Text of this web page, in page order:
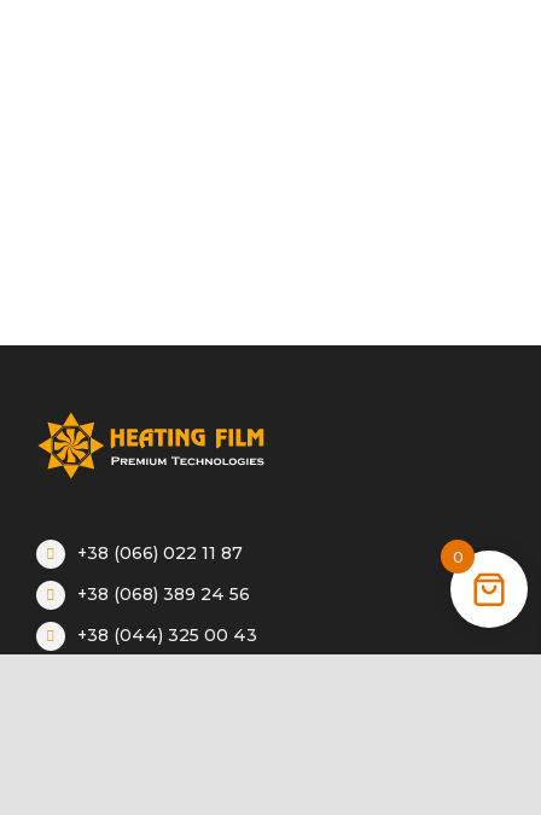
+38 (066) 022 11 87
+38 (068) 389 24 56
+38 (044) 325 00 43
0